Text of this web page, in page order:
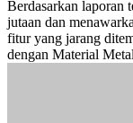
Berdasarkan laporan
jutaan dan
fitur yang jarang
dengan Material